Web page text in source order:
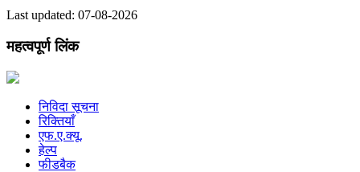
Last updated: 07-08-2026
महत्वपूर्ण लिंक
निविदा सूचना
रिक्तियाँ
एफ.ए.क्यू.
हेल्प
फीडबैक